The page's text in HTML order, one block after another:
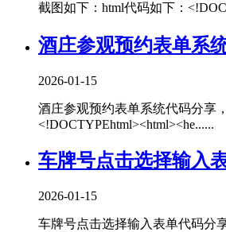
截图如下：html代码如下：
酒庄参观预约表单系
2026-01-15
酒庄参观预约表单系统代码分享
<!DOCTYPEhtml><html><he......
车牌号点击选择输入
2026-01-15
车牌号点击选择输入表单代码分